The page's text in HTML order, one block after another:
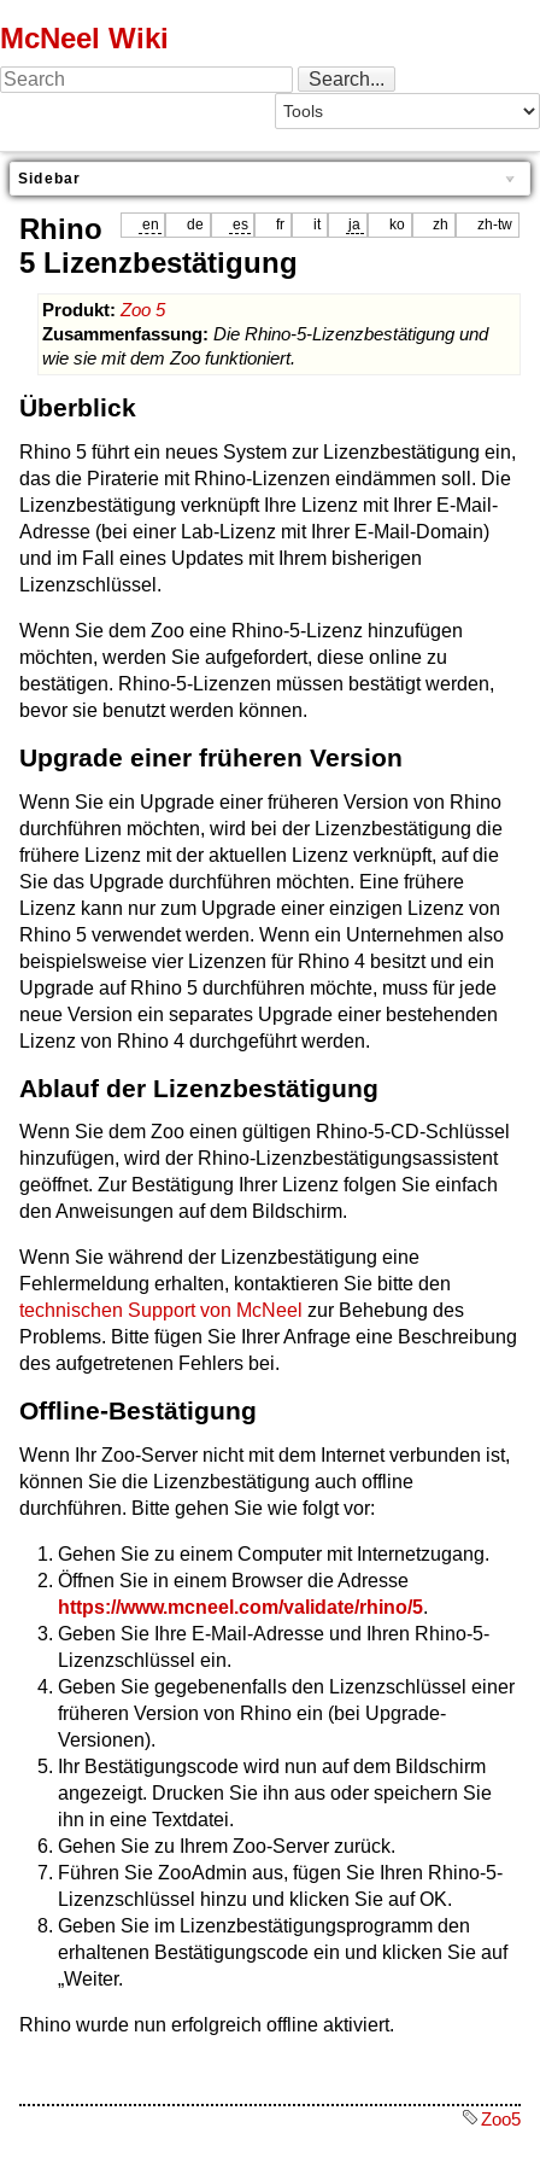
McNeel Wiki
Sidebar
en de es fr it ja ko zh zh-tw
Rhino
5 Lizenzbestätigung
Produkt: Zoo 5
Zusammenfassung: Die Rhino-5-Lizenzbestätigung und
wie sie mit dem Zoo funktioniert.
Überblick
Rhino 5 führt ein neues System zur Lizenzbestätigung ein,
das die Piraterie mit Rhino-Lizenzen eindämmen soll. Die
Lizenzbestätigung verknüpft Ihre Lizenz mit Ihrer E-Mail-
Adresse (bei einer Lab-Lizenz mit Ihrer E-Mail-Domain)
und im Fall eines Updates mit Ihrem bisherigen
Lizenzschlüssel.
Wenn Sie dem Zoo eine Rhino-5-Lizenz hinzufügen
möchten, werden Sie aufgefordert, diese online zu
bestätigen. Rhino-5-Lizenzen müssen bestätigt werden,
bevor sie benutzt werden können.
Upgrade einer früheren Version
Wenn Sie ein Upgrade einer früheren Version von Rhino
durchführen möchten, wird bei der Lizenzbestätigung die
frühere Lizenz mit der aktuellen Lizenz verknüpft, auf die
Sie das Upgrade durchführen möchten. Eine frühere
Lizenz kann nur zum Upgrade einer einzigen Lizenz von
Rhino 5 verwendet werden. Wenn ein Unternehmen also
beispielsweise vier Lizenzen für Rhino 4 besitzt und ein
Upgrade auf Rhino 5 durchführen möchte, muss für jede
neue Version ein separates Upgrade einer bestehenden
Lizenz von Rhino 4 durchgeführt werden.
Ablauf der Lizenzbestätigung
Wenn Sie dem Zoo einen gültigen Rhino-5-CD-Schlüssel
hinzufügen, wird der Rhino-Lizenzbestätigungsassistent
geöffnet. Zur Bestätigung Ihrer Lizenz folgen Sie einfach
den Anweisungen auf dem Bildschirm.
Wenn Sie während der Lizenzbestätigung eine
Fehlermeldung erhalten, kontaktieren Sie bitte den
technischen Support von McNeel zur Behebung des
Problems. Bitte fügen Sie Ihrer Anfrage eine Beschreibung
des aufgetretenen Fehlers bei.
Offline-Bestätigung
Wenn Ihr Zoo-Server nicht mit dem Internet verbunden ist,
können Sie die Lizenzbestätigung auch offline
durchführen. Bitte gehen Sie wie folgt vor:
Gehen Sie zu einem Computer mit Internetzugang.
Öffnen Sie in einem Browser die Adresse
https://www.mcneel.com/validate/rhino/5.
Geben Sie Ihre E-Mail-Adresse und Ihren Rhino-5-
Lizenzschlüssel ein.
Geben Sie gegebenenfalls den Lizenzschlüssel einer
früheren Version von Rhino ein (bei Upgrade-
Versionen).
Ihr Bestätigungscode wird nun auf dem Bildschirm
angezeigt. Drucken Sie ihn aus oder speichern Sie
ihn in eine Textdatei.
Gehen Sie zu Ihrem Zoo-Server zurück.
Führen Sie ZooAdmin aus, fügen Sie Ihren Rhino-5-
Lizenzschlüssel hinzu und klicken Sie auf OK.
Geben Sie im Lizenzbestätigungsprogramm den
erhaltenen Bestätigungscode ein und klicken Sie auf
„Weiter.
Rhino wurde nun erfolgreich offline aktiviert.
Zoo5